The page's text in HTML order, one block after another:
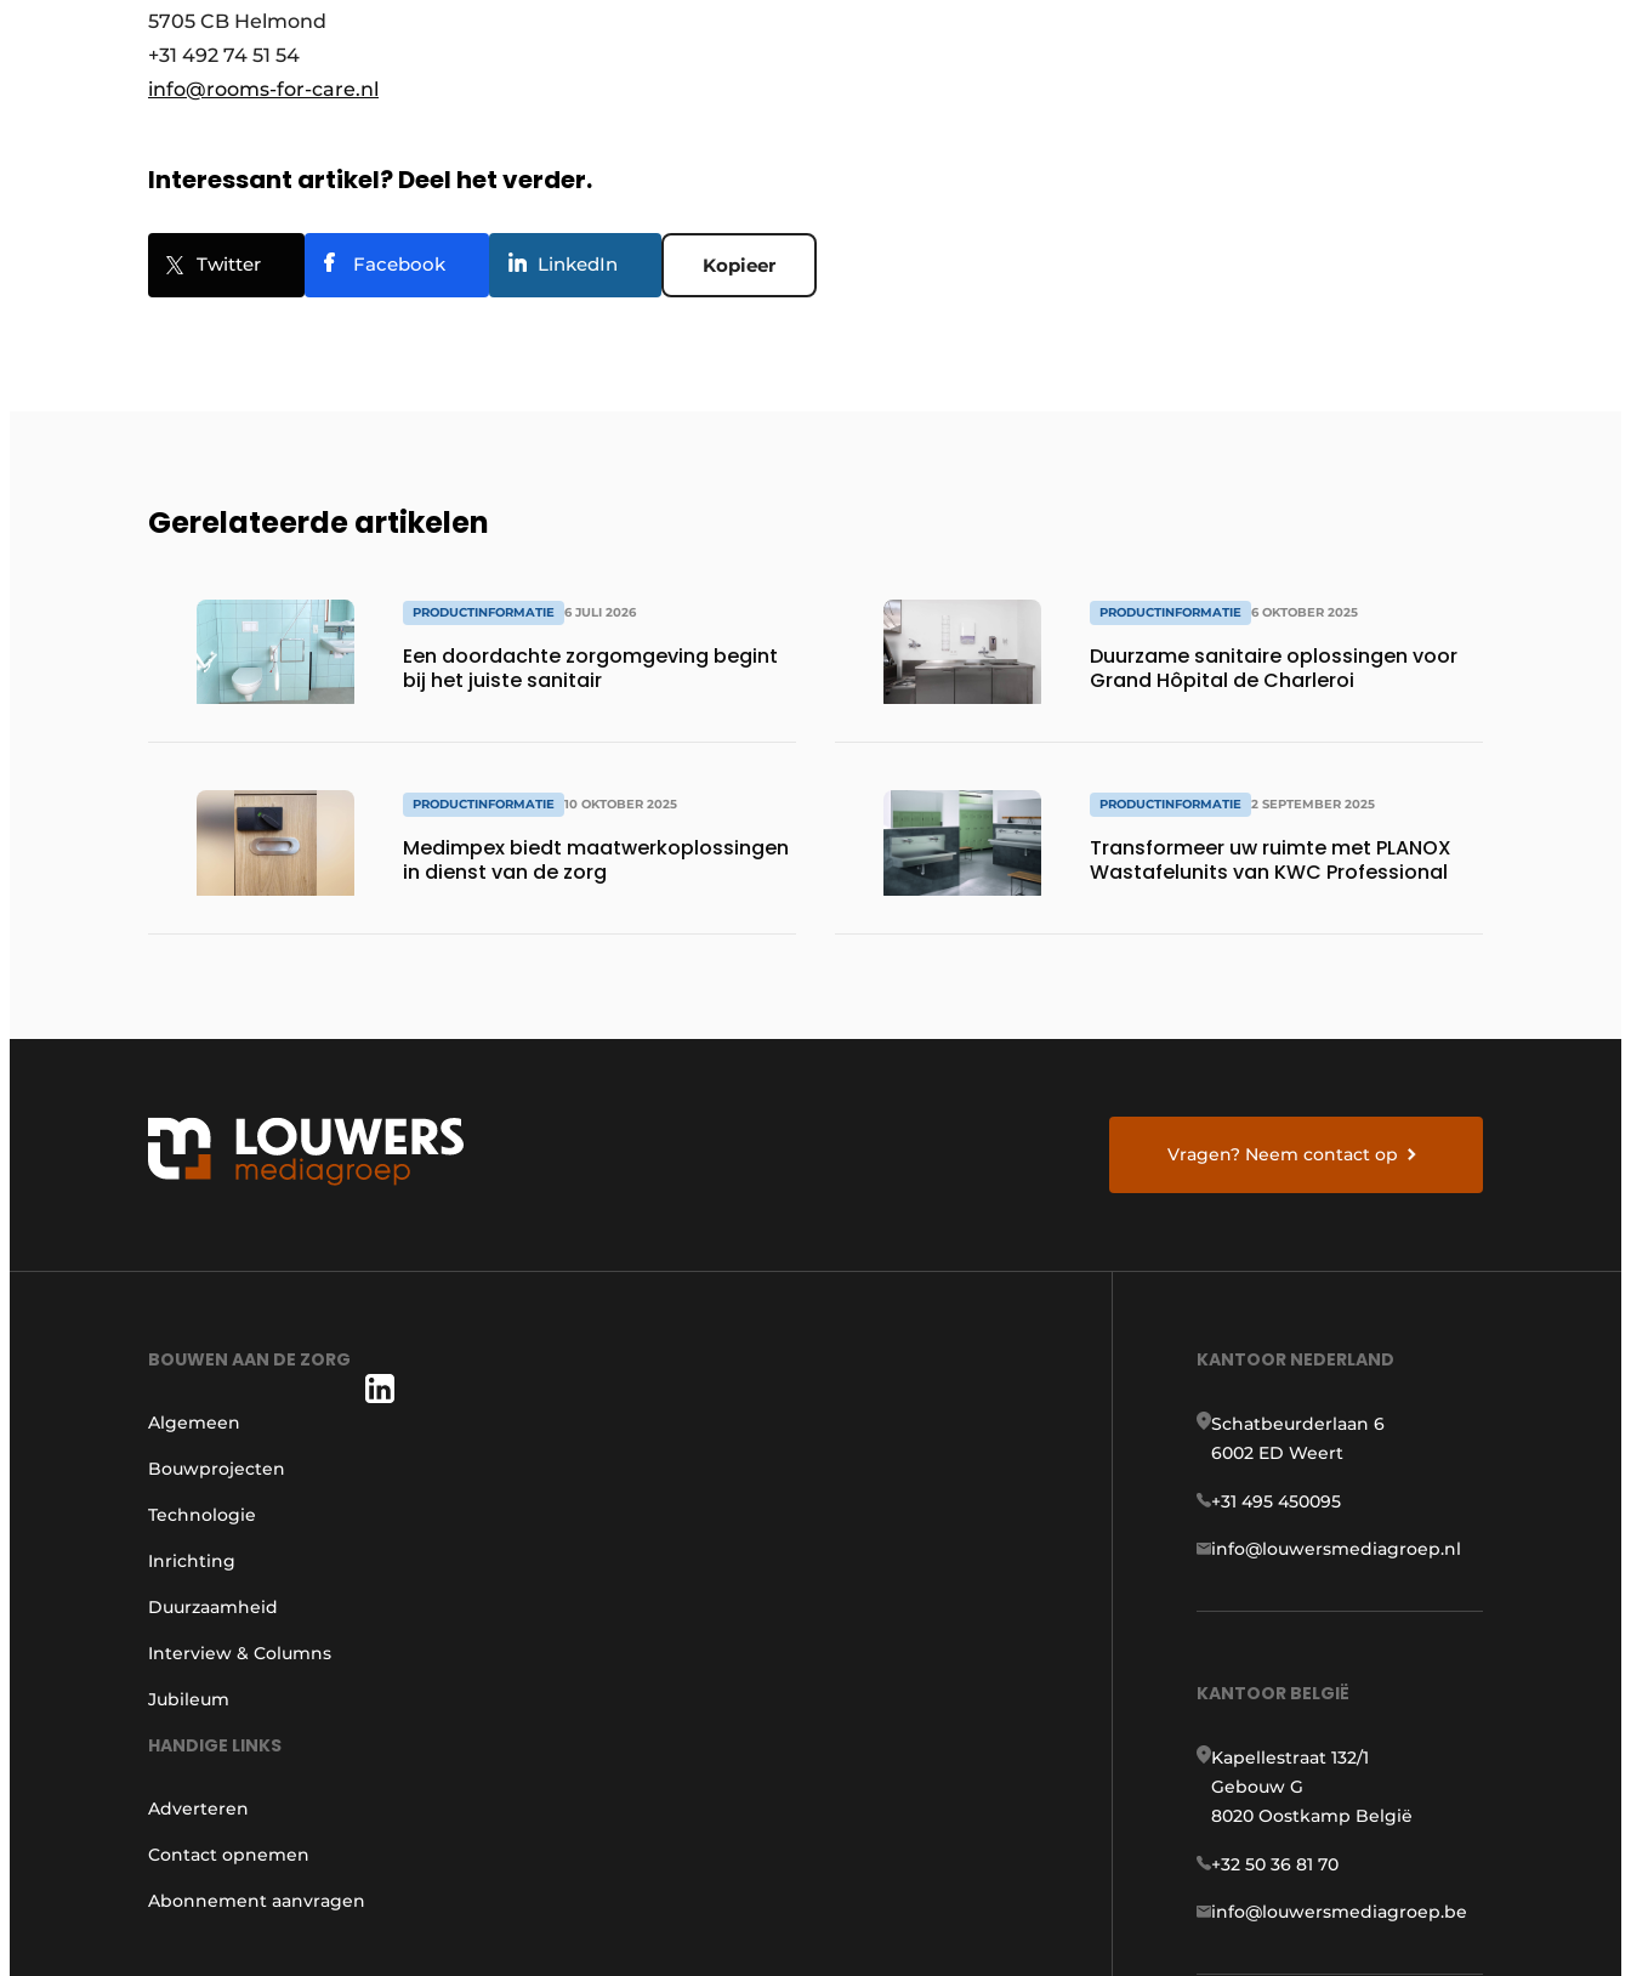
5705 CB Helmond
+31 492 74 51 54
info@rooms-for-care.nl
Interessant artikel? Deel het verder.
Twitter Facebook LinkedIn Kopieer
Gerelateerde artikelen
PRODUCTINFORMATIE 6 JULI 2026
Een doordachte zorgomgeving begint
bij het juiste sanitair
PRODUCTINFORMATIE 10 OKTOBER 2025
Medimpex biedt maatwerkoplossingen
in dienst van de zorg
PRODUCTINFORMATIE 6 OKTOBER 2025
Duurzame sanitaire oplossingen voor
Grand Hôpital de Charleroi
PRODUCTINFORMATIE 2 SEPTEMBER 2025
Transformeer uw ruimte met PLANOX
Wastafelunits van KWC Professional
Vragen? Neem contact op
BOUWEN AAN DE ZORG
Algemeen
Bouwprojecten
Technologie
Inrichting
Duurzaamheid
Interview & Columns
Jubileum
HANDIGE LINKS
Adverteren
Contact opnemen
Abonnement aanvragen
KANTOOR NEDERLAND
Schatbeurderlaan 6
6002 ED Weert
+31 495 450095
info@louwersmediagroep.nl
KANTOOR BELGIË
Kapellestraat 132/1
Gebouw G
8020 Oostkamp België
+32 50 36 81 70
info@louwersmediagroep.be